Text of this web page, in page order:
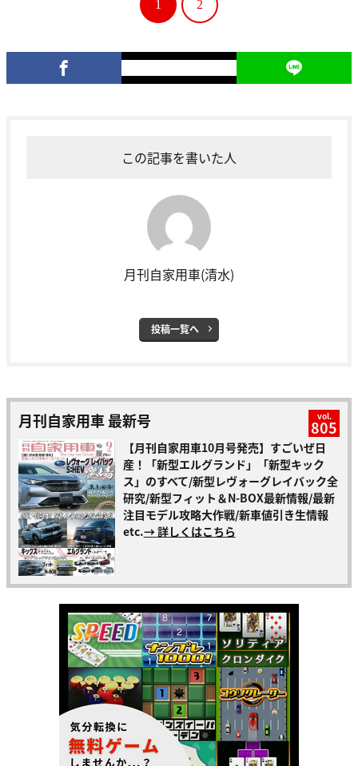
1 2
この記事を書いた人
月刊自家用車(清水)
投稿一覧へ
月刊自家用車 最新号 vol.
805
【月刊自家用車10月号発売】すごいぜ日
産！「新型エルグランド」「新型キック
ス」のすべて/新型レヴォーグレイバック全
研究/新型フィット＆N-BOX最新情報/最新
注目モデル攻略大作戦/新車値引き生情報
etc.→ 詳しくはこちら